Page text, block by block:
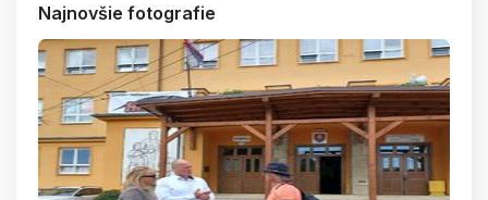
Najnovšie fotografie